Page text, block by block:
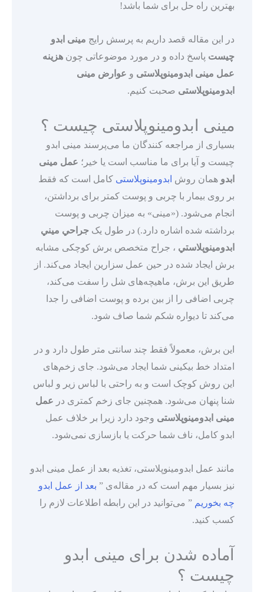
بهترین راه حل برای شما باشد!
در این مقاله قصد داریم به پرسش رایج مینی ابدو
چیست پاسخ داده و در مورد موضوعاتی چون هزینه
عمل مینی ابدومینوپلاستی و عوارض مینی
ابدومینوپلاستی صحبت کنیم.
مینی ابدومینوپلاستی چیست ؟
بسیاری از مراجعه کنندگان ما می‌پرسند مینی ابدو
چیست و آیا برای ما مناسب است یا خیر؛ عمل مینی
ابدو همان روش ابدومینوپلاستی کامل است که فقط
بر روی بیمار با چربی و پوست کمتر برای برداشتن،
انجام می‌شود. («مینی» به میزان چربی و پوست
برداشته شده اشاره دارد.) در طول یک جراحي ميني
ابدومينوپلاستي ، جراح متخصص برش کوچکی مشابه
برش ایجاد شده در حین عمل سزارین ایجاد می‌کند. از
طریق این برش، ماهیچه‌های شل را سفت می‌کند،
چربی اضافی را از بین برده و پوست اضافی را جدا
می‌کند تا دیواره شکم شما صاف شود.
این برش، معمولاً فقط چند سانتی متر طول دارد و در
امتداد خط بیکینی شما ایجاد می‌شود. جای زخم‌های
این روش کوچک است و به راحتی با لباس زیر و لباس
شنا پنهان می‌شود. همچنین جای زخم کمتری در عمل
مینی ابدومینوپلاستی وجود دارد زیرا بر خلاف عمل
ابدو کامل، ناف شما حرکت یا بازسازی نمی‌شود.
مانند عمل ابدومینوپلاستی، تغذیه بعد از عمل مینی ابدو
نیز بسیار مهم است که در مقاله‌ی ” بعد از عمل ابدو
چه بخوریم ” می‌توانید در این رابطه اطلاعات لازم را
کسب کنید.
آماده شدن برای مینی ابدو
چیست ؟